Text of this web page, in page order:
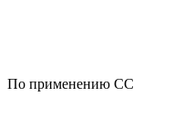
По применению CC